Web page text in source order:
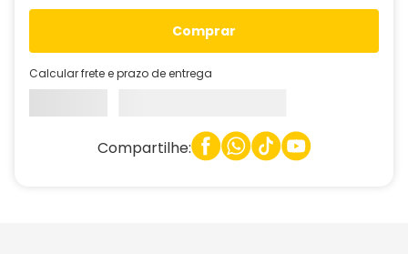
comprar
Calcular frete e prazo de entrega
Compartilhe: